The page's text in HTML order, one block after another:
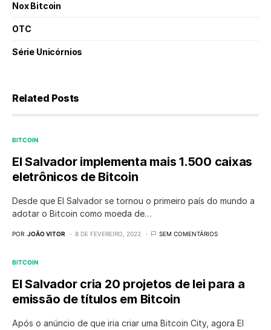
Nox Bitcoin
OTC
Série Unicórnios
Related Posts
BITCOIN
El Salvador implementa mais 1.500 caixas
eletrônicos de Bitcoin
Desde que El Salvador se tornou o primeiro país do mundo a
adotar o Bitcoin como moeda de…
POR JOÃO VITOR 8 DE FEVEREIRO, 2022 SEM COMENTÁRIOS
BITCOIN
El Salvador cria 20 projetos de lei para a
emissão de títulos em Bitcoin
Após o anúncio de que iria criar uma Bitcoin City, agora El